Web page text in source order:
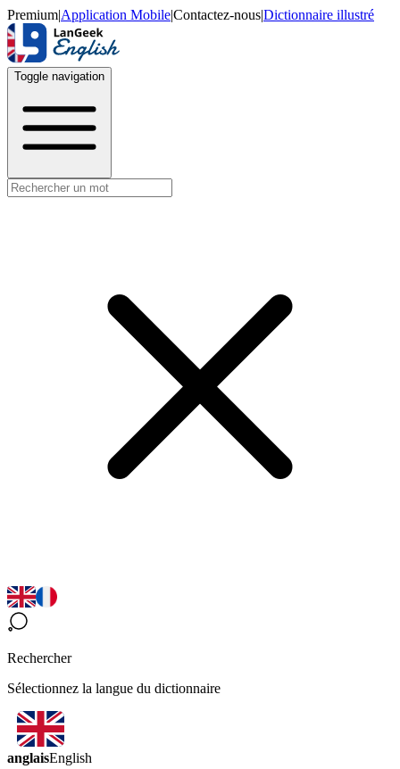
Premium|Application Mobile|Contactez-nous|Dictionnaire illustré
Toggle navigation
Rechercher
Sélectionnez la langue du dictionnaire
anglaisEnglish